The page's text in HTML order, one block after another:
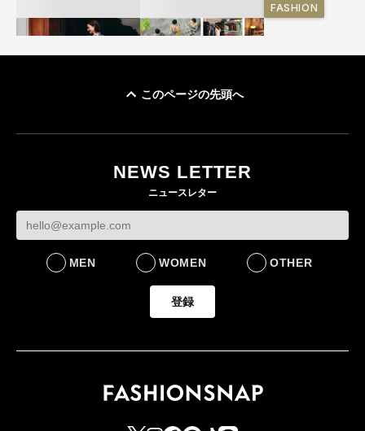
ケットなど7型を発売
をラインナップ
FASHION
このページの先頭へ
NEWS LETTER
ニュースレター
MEN WOMEN OTHER
登録